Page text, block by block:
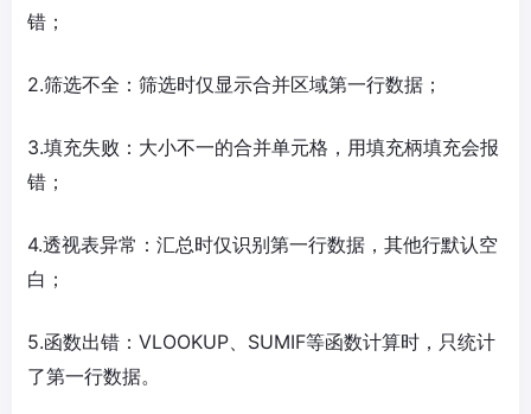
错；
2.筛选不全：筛选时仅显示合并区域第一行数据；
3.填充失败：大小不一的合并单元格，用填充柄填充会报
错；
4.透视表异常：汇总时仅识别第一行数据，其他行默认空
白；
5.函数出错：VLOOKUP、SUMIF等函数计算时，只统计
了第一行数据。